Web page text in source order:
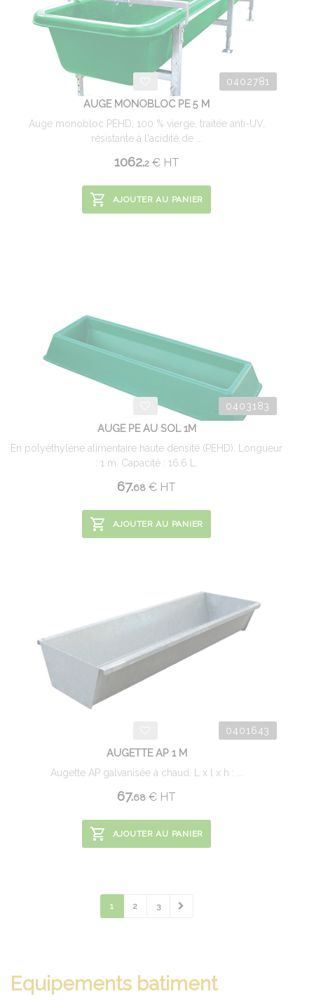
0402781
AUGE MONOBLOC PE 5 M
Auge monobloc PEHD, 100 % vierge, traitée anti-UV,
résistante à l'acidité de ...
1062.2 €HT
AJOUTER AU PANIER
0403183
AUGE PE AU SOL 1M
En polyéthylène alimentaire haute densité (PEHD). Longueur
: 1 m. Capacité : 16.6 L.
67.68 € HT
AJOUTER AU PANIER
0401643
AUGETTE AP 1 M
Augette AP galvanisée à chaud. L x l x h : ...
67.68 € HT
AJOUTER AU PANIER
1 2 3
Equipements batiment